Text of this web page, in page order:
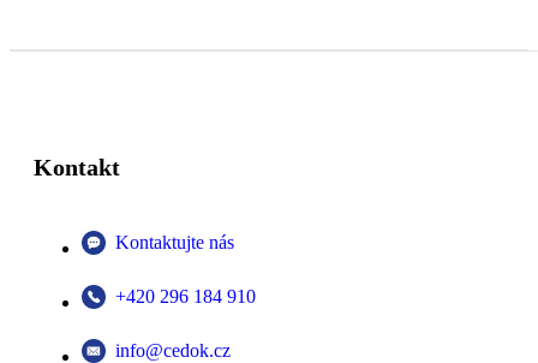
Kontakt
Kontaktujte nás
+420 296 184 910
info@cedok.cz